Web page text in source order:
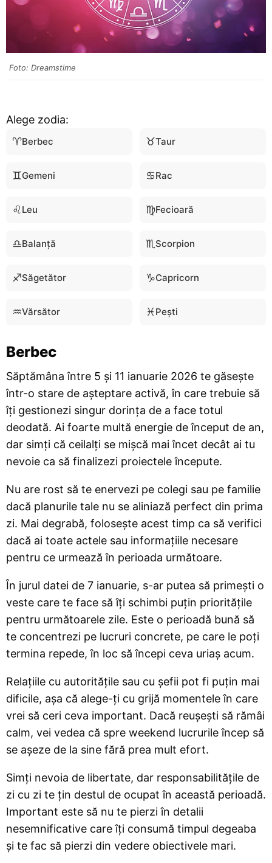
Foto: Dreamstime
Alege zodia:
♈Berbec ♉Taur
♊Gemeni ♋Rac
♌Leu ♍Fecioară
♎Balanță ♏ Scorpion
♐Săgetător ♑Capricorn
♒Vărsător ♓ Pești
Berbec
Săptămâna între 5 și 11 ianuarie 2026 te găsește
într-o stare de așteptare activă, în care trebuie să
îți gestionezi singur dorința de a face totul
deodată. Ai foarte multă energie de început de an,
dar simți că ceilalți se mișcă mai încet decât ai tu
nevoie ca să finalizezi proiectele începute.
Nu are rost să te enervezi pe colegi sau pe familie
dacă planurile tale nu se aliniază perfect din prima
zi. Mai degrabă, folosește acest timp ca să verifici
dacă ai toate actele sau informațiile necesare
pentru ce urmează în perioada următoare.
În jurul datei de 7 ianuarie, s-ar putea să primești o
veste care te face să îți schimbi puțin prioritățile
pentru următoarele zile. Este o perioadă bună să
te concentrezi pe lucruri concrete, pe care le poți
termina repede, în loc să începi ceva uriaș acum.
Relațiile cu autoritățile sau cu șefii pot fi puțin mai
dificile, așa că alege-ți cu grijă momentele în care
vrei să ceri ceva important. Dacă reușești să rămâi
calm, vei vedea că spre weekend lucrurile încep să
se așeze de la sine fără prea mult efort.
Simți nevoia de libertate, dar responsabilitățile de
zi cu zi te țin destul de ocupat în această perioadă.
Important este să nu te pierzi în detalii
nesemnificative care îți consumă timpul degeaba
și te fac să pierzi din vedere obiectivele mari.